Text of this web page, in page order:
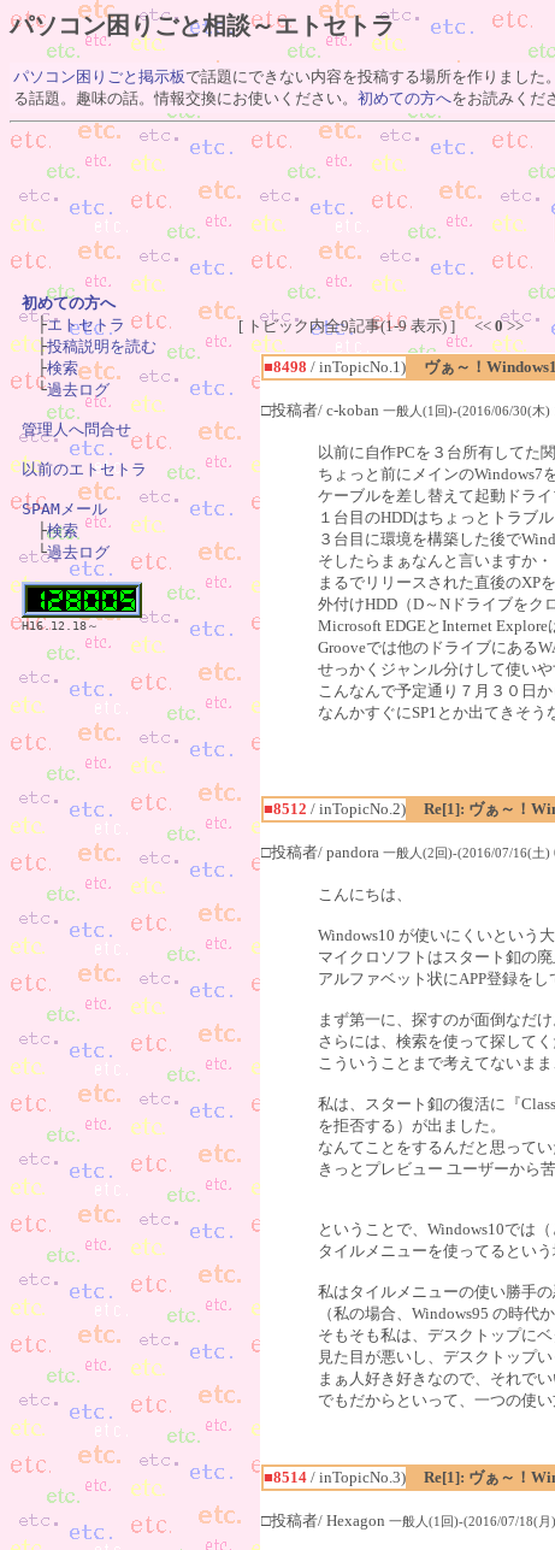
パソコン困りごと相談～エトセトラ
パソコン困りごと掲示板で話題にできない内容を投稿する場所を作りました
る話題。趣味の話。情報交換にお使いください。 初めての方へをお読みくだ
[ トピック内全9記事(1-9 表示) ] << 0>>
■8498 / inTopicNo.1)
ヴぁ～！
□投稿者/ c-koban 一般人(1回)-(2016/06/30(木)
以前に自作PCを３台所有してた
ちょっと前にメインのWindows7
ケーブルを差し替えて起動ドラ
１台目のHDDはちょっとトラブ
３台目に環境を構築した後で
そしたらまぁなんと言いますか・
まるでリリースされた直後のXP
外付けHDD（D～Nドライブをク
Microsoft EDGEとInternet
Grooveでは他のドライブにある
せっかくジャンル分けして使い
こんなんで予定通り７月３０日
なんかすぐにSP1とか出てきそう
■8512 / inTopicNo.2)
Re[1]: ヴぁ～！
□投稿者/ pandora 一般人(2回)-(2016/07/16(土)
こんにちは、
Windows10 が使いにくいという
マイクロソフトはスタート釦の
アルファベット状にAPP登録を
まず第一に、探すのが面倒なだけ
さらには、検索を使って探して
こういうことまで考えてないま
私は、スタート釦の復活に『
を拒否する）が出ました。
なんてことをするんだと思って
きっとプレビュー ユーザーから
ということで、Windows10では
タイルメニューを使ってるという
私はタイルメニューの使い勝手
（私の場合、Windows95 の時代
そもそも私は、デスクトップに
見た目が悪いし、デスクトップ
まぁ人好き好きなので、それで
でもだからといって、一つの使
■8514 / inTopicNo.3)
Re[1]: ヴぁ～！
□投稿者/ Hexagon 一般人(1回)-(2016/07/18(月
初めての方へ
├エトセトラ
├投稿説明を読む
├検索
└過去ログ
管理人へ問合せ
以前のエトセトラ
SPAMメール
├検索
└過去ログ
H16.12.18～